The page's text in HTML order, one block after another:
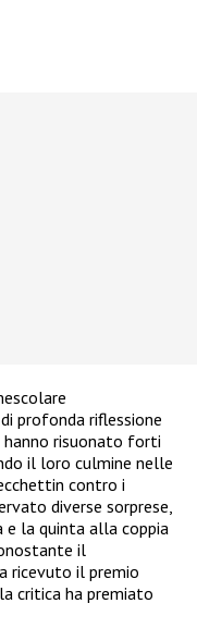
profonda riflessione
hanno risuonato forti
il loro culmine nelle
contro i
diverse sorprese,
e la quinta alla coppia
il
ricevuto il premio
critica ha premiato